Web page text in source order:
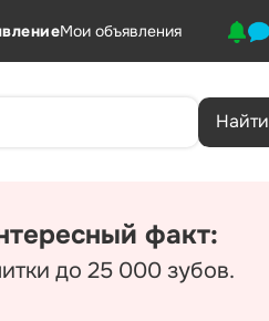
Мои объявления
Найти
факт:
до 25 000 зубов.